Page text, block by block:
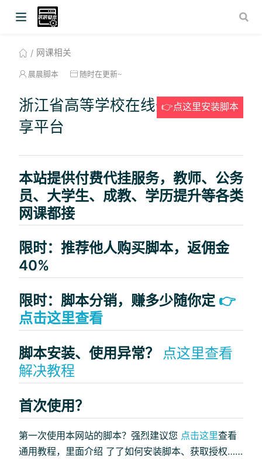
网课相关
晨晨脚本 随时在更新~
浙江省高等学校在线开放课程共
享平台
👉点这里安装脚本
本站提供付费代挂服务，教师、公务
员、大学生、成教、学历提升等各类
网课都接
限时：推荐他人购买脚本，返佣金
40%
限时：脚本分销，赚多少随你定 👉
点击这里查看
脚本安装、使用异常？ 点这里查看
解决教程
首次使用？
第一次使用本网站的脚本？强烈建议您 点击这里查看
通用教程，里面介绍 了了如何安装脚本、获取授权……